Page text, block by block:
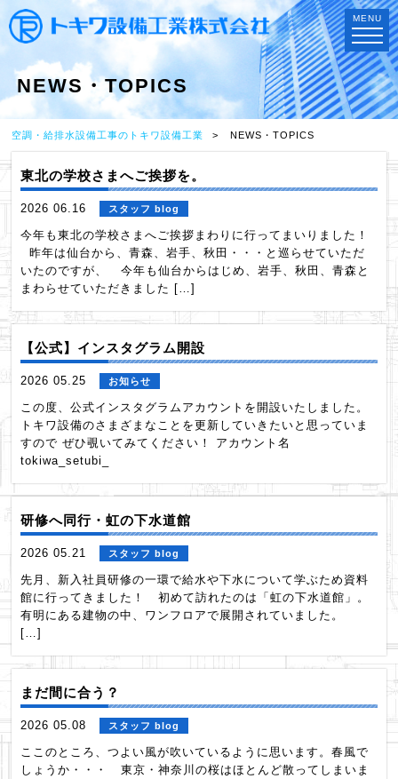
MENU
NEWS・TOPICS
空調・給排水設備工事のトキワ設備工業 NEWS・TOPICS
東北の学校さまへご挨拶を。
2026 06.16 スタッフ blog
今年も東北の学校さまへご挨拶まわりに行ってまいりました！
昨年は仙台から、青森、岩手、秋田・・・と巡らせていただ
いたのですが、 今年も仙台からはじめ、岩手、秋田、青森と
まわらせていただきました […]
【公式】インスタグラム開設
2026 05.25 お知らせ
この度、公式インスタグラムアカウントを開設いたしました。
トキワ設備のさまざまなことを更新していきたいと思っていま
すので ぜひ覗いてみてください！ アカウント名
tokiwa_setubi_
研修へ同行・虹の下水道館
2026 05.21 スタッフ blog
先月、新入社員研修の一環で給水や下水について学ぶため資料
館に行ってきました！ 初めて訪れたのは「虹の下水道館」。
有明にある建物の中、ワンフロアで展開されていました。
[…]
まだ間に合う？
2026 05.08 スタッフ blog
ここのところ、つよい風が吹いているように思います。春風で
しょうか・・・ 東京・神奈川の桜はほとんど散ってしまいま